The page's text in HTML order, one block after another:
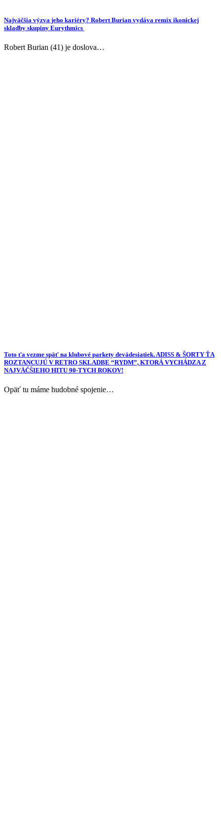
Najväčšia výzva jeho kariéry? Robert Burian vydáva remix ikonickej
skladby skupiny Eurythmics
Robert Burian (41) je doslova…
Toto ťa vezme späť na klubové parkety devädesiatiek. ADISS & ŠORTY ŤA
ROZTANCUJÚ V RETRO SKLADBE “RYDM”, KTORÁ VYCHÁDZA Z
NAJVÄČŠIEHO HITU 90-TYCH ROKOV!
Opäť tu máme hudobné spojenie…